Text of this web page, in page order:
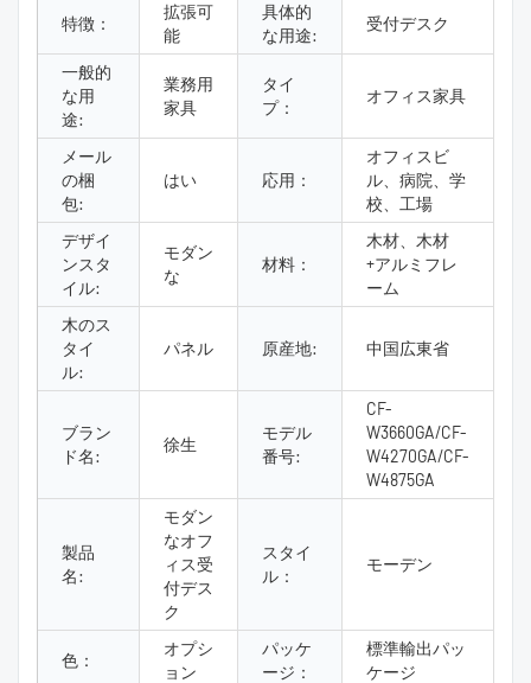
特徴：
拡張可
能
具体的
な用途:
受付デスク
一般的
な用
途:
業務用
家具
タイ
プ：
オフィス家具
メール
の梱
包:
はい 応用：
オフィスビ
ル、病院、学
校、工場
デザイ
ンスタ
イル:
モダン
な
材料：
木材、木材
+アルミフレ
ーム
木のス
タイ
ル:
パネル 原産地: 中国広東省
ブラン
ド名:
徐生
モデル
番号:
CF-
W3660GA/CF-
W4270GA/CF-
W4875GA
製品
名:
モダン
なオフ
ィス受
付デス
ク
スタイ
ル：
モーデン
色：
オプシ
ョン
パッケ
ージ：
標準輸出パッ
ケージ